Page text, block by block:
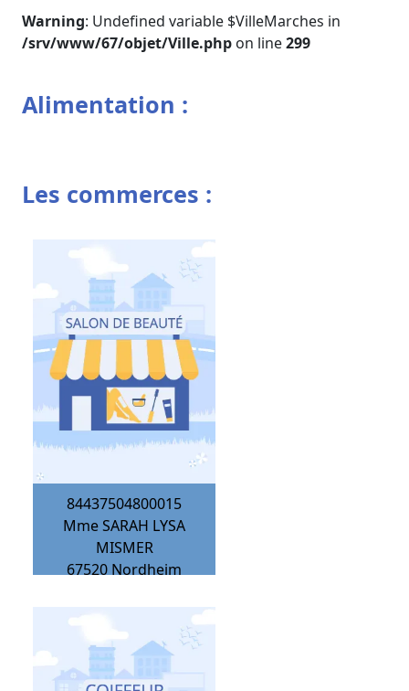
Warning: Undefined variable $VilleMarches in
/srv/www/67/objet/Ville.php on line299
Alimentation :
Les commerces :
84437504800015
Mme SARAH LYSA
MISMER
67520 Nordheim